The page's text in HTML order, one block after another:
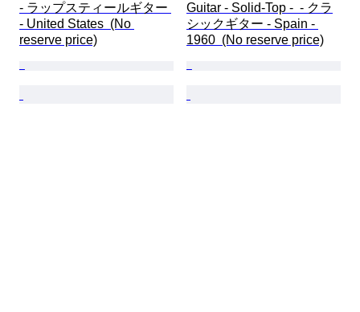
- ラップスティールギター
- United States  (No
reserve price)
Guitar - Solid-Top -  - クラ
シックギター - Spain -
1960  (No reserve price)